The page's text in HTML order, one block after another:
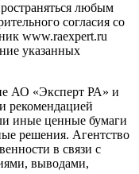
любым
согласия со
www.raexpert.ru
указанных
АО «Эксперт РА» и
рекомендацией
иные ценные бумаги
решения. Агентство
в связи с
выводами,